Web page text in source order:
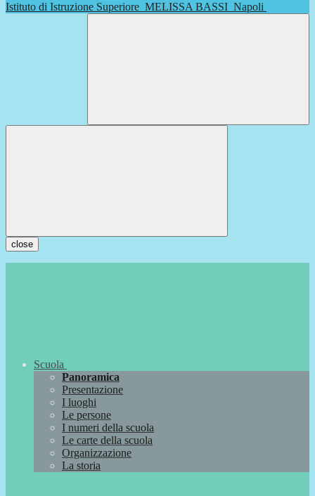
Istituto di Istruzione Superiore MELISSA BASSI Napoli
close
Scuola
Panoramica
Presentazione
I luoghi
Le persone
I numeri della scuola
Le carte della scuola
Organizzazione
La storia